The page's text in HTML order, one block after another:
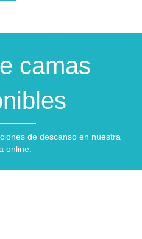
camas
de descanso en nuestra
online.